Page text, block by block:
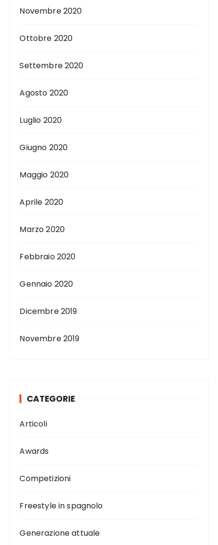
Novembre 2020
Ottobre 2020
Settembre 2020
Agosto 2020
Luglio 2020
Giugno 2020
Maggio 2020
Aprile 2020
Marzo 2020
Febbraio 2020
Gennaio 2020
Dicembre 2019
Novembre 2019
CATEGORIE
Articoli
Awards
Competizioni
Freestyle in spagnolo
Generazione attuale